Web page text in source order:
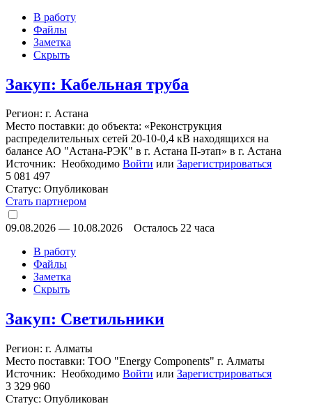
В работу
Файлы
Заметка
Скрыть
Закуп: Кабельная труба
Регион: г. Астана
Место поставки: до объекта: «Реконструкция
распределительных сетей 20-10-0,4 кВ находящихся на
балансе АО "Астана-РЭК" в г. Астана II-этап» в г. Астана
Источник: Необходимо Войти или Зарегистрироваться
5 081 497
Статус: Опубликован
Стать партнером
09.08.2026 — 10.08.2026
Осталось 22 часа
В работу
Файлы
Заметка
Скрыть
Закуп: Светильники
Регион: г. Алматы
Место поставки: ТОО "Energy Components" г. Алматы
Источник: Необходимо Войти или Зарегистрироваться
3 329 960
Статус: Опубликован